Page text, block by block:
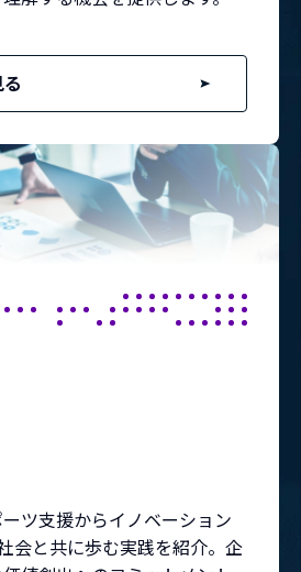
ツ支援からイノベーション
会と共に歩む実践を紹介。企